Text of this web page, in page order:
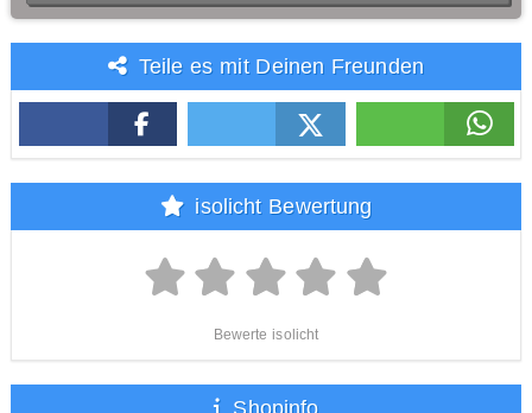
Teile es mit Deinen Freunden
isolicht Bewertung
Bewerte isolicht
Shopinfo